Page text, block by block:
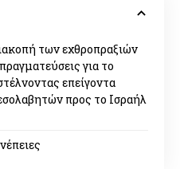
των εχθροπραξιών
για το
επείγοντα
προς το Ισραήλ